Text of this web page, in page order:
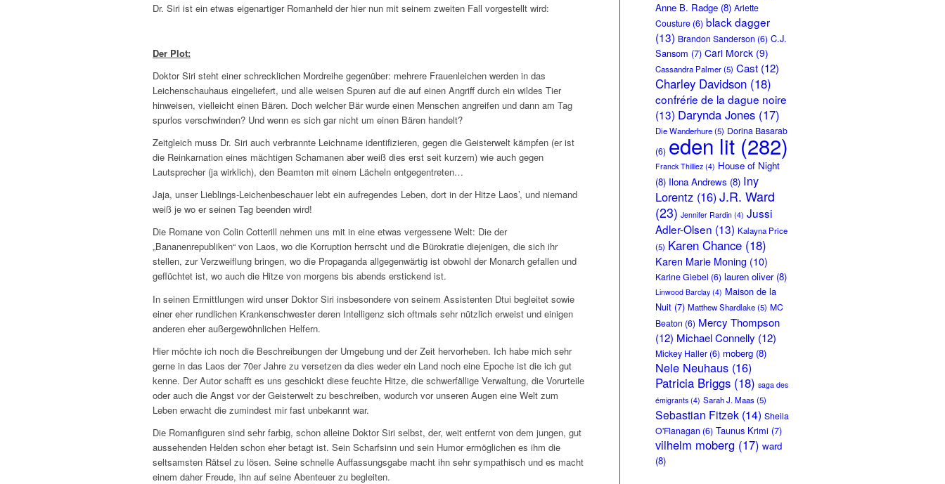
Dr. Siri ist ein etwas eigenartiger Romanheld der hier nun mit seinem zweiten Fall vorgestellt wird:
Der Plot:
Doktor Siri steht einer schrecklichen Mordreihe gegenüber: mehrere Frauenleichen werden in das
Leichenschauhaus eingeliefert, und alle weisen Spuren auf die auf einen Angriff durch ein wildes Tier
hinweisen, vielleicht einen Bären. Doch welcher Bär wurde einen Menschen angreifen und dann am Tag
spurlos verschwinden? Und wenn es sich gar nicht um einen Bären handelt?
Zeitgleich muss Dr. Siri auch verbrannte Leichname identifizieren, gegen die Geisterwelt kämpfen (er ist
die Reinkarnation eines mächtigen Schamanen aber weiß dies erst seit kurzem) wie auch gegen
Lautsprecher (ja wirklich), den Beamten mit einem Lächeln entgegentreten…
Jaja, unser Lieblings-Leichenbeschauer lebt ein aufregendes Leben, dort in der Hitze Laos’, und niemand
weiß je wo er seinen Tag beenden wird!
Die Romane von Colin Cotterill nehmen uns mit in eine etwas vergessene Welt: Die der
„Bananenrepubliken“ von Laos, wo die Korruption herrscht und die Bürokratie diejenigen, die sich ihr
stellen, zur Verzweiflung bringen, wo die Propaganda allgegenwärtig ist obwohl der Monarch gefallen und
geflüchtet ist, wo auch die Hitze von morgens bis abends erstickend ist.
In seinen Ermittlungen wird unser Doktor Siri insbesondere von seinem Assistenten Dtui begleitet sowie
einer eher rundlichen Krankenschwester deren Intelligenz sich oftmals sehr nützlich erweist und einigen
anderen eher außergewöhnlichen Helfern.
Hier möchte ich noch die Beschreibungen der Umgebung und der Zeit hervorheben. Ich habe mich sehr
gerne in das Laos der 70er Jahre zu versetzen da dies weder ein Land noch eine Epoche ist die ich gut
kenne. Der Autor schafft es uns geschickt diese feuchte Hitze, die schwerfällige Verwaltung, die Vorurteile
oder auch die Angst vor der Geisterwelt zu beschreiben, wodurch vor unseren Augen eine Welt zum
Leben erwacht die zumindest mir fast unbekannt war.
Die Romanfiguren sind sehr farbig, schon alleine Doktor Siri selbst, der, weit entfernt von dem jungen, gut
aussehenden Helden schon eher betagt ist. Sein Scharfsinn und sein Humor ermöglichen es ihm die
seltsamsten Rätsel zu lösen. Seine schnelle Auffassungsgabe macht ihn sehr sympathisch und es macht
einem daher Freude, ihn auf seine Abenteuer zu begleiten.
Anne B. Radge (8) Arlette
Cousture (6) black dagger
(13) Brandon Sanderson (6) C.J.
Sansom (7) Carl Morck (9)
Cassandra Palmer(5) Cast (12)
Charley Davidson (18)
confrérie de la dague noire
(13) Darynda Jones (17)
Die Wanderhure(5) Dorina Basarab
(6) eden lit (282)
Franck Thilliez (4) House of Night
(8) Ilona Andrews (8) Iny
Lorentz (16)J.R. Ward
(23) Jennifer Rardin (4) Jussi
Adler-Olsen (13) Kalayna Price
(5) Karen Chance (18)
Karen Marie Moning (10)
Karine Giebel (6) lauren oliver(8)
Linwood Barclay (4) Maison de la
Nuit (7) Matthew Shardlake(5) MC
Beaton (6) Mercy Thompson
(12) Michael Connelly (12)
Mickey Haller (6) moberg (8)
Nele Neuhaus (16)
Patricia Briggs (18) saga des
émigrants (4) Sarah J. Maas(5)
Sebastian Fitzek (14) Sheila
O'Flanagan (6) Taunus Krimi (7)
vilhelm moberg (17) ward
(8)